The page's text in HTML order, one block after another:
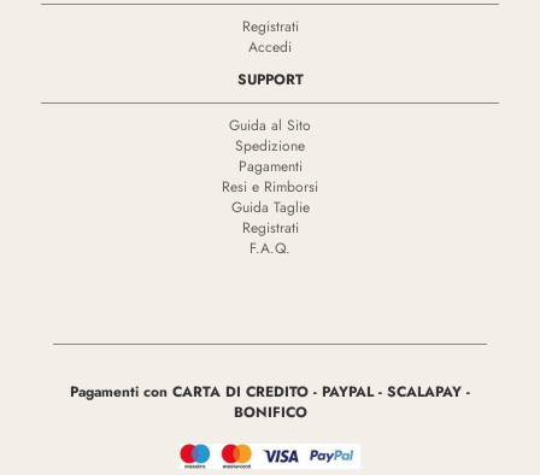
Registrati
Accedi
SUPPORT
Guida al Sito
Spedizione
Pagamenti
Resi e Rimborsi
Guida Taglie
Registrati
F.A.Q.
Pagamenti con CARTA DI CREDITO - PAYPAL - SCALAPAY -
BONIFICO